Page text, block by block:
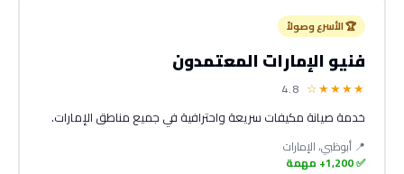
🏆 الأسرع وصولاً
فنيو الإمارات المعتمدون
★★★★☆
4.8
خدمة صيانة مكيفات سريعة واحترافية في جميع مناطق الإمارات.
📍 أبوظبي، الإمارات
✅ 1,200+ مهمة